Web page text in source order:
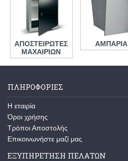
ΑΠΟΣΤΕΙΡΩΤΕΣ
ΜΑΧΑΙΡΙΩΝ
ΑΜΠΑΡΙΑ
ΠΛΗΡΟΦΟΡΙΕΣ
H εταιρία
Όροι χρήσης
Τρόποι Αποστολής
Επικοινωνήστε μαζί μας
ΕΞΥΠΗΡΕΤΗΣΗ ΠΕΛΑΤΩΝ